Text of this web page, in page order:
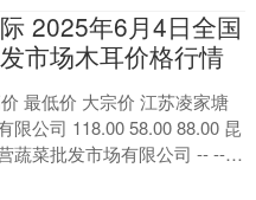
2025年6月4日全国
市场木耳价格行情
最低价 大宗价 江苏凌家塘
限公司 118.00 58.00 88.00 昆
蔬菜批发市场有限公司 -- --
天....